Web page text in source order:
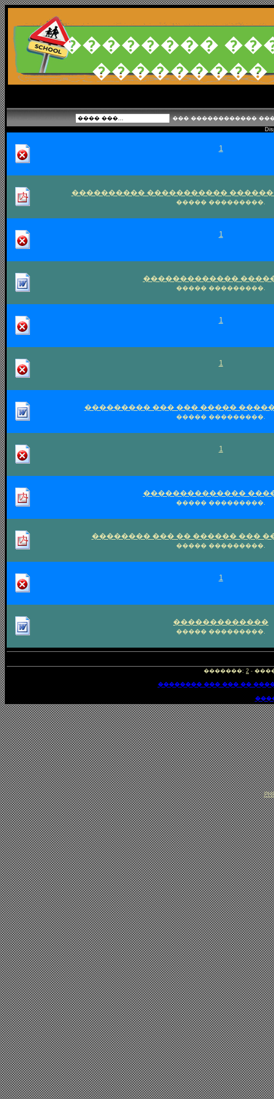
��������
���������
��� ������������
1
���������� �����������
����� ���������.
1
�������������
����� ���������.
1
1
��������� ��� ��� �����
����� ���������.
1
��������������
����� ���������.
�������� ��� �� ������ ���
����� ���������.
1
�������������
����� ���������.
�������: 2 -
�������� ��� ��� ��